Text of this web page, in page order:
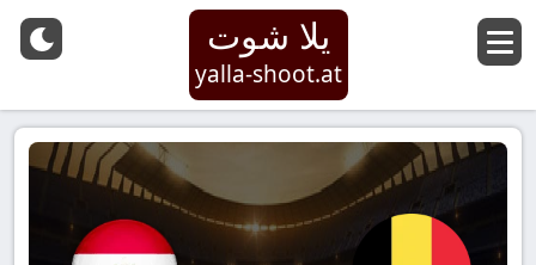
يلا شوت
yalla-shoot.at